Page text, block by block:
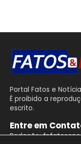
Portal Fatos e
É proibido a
escrito.
Entre em
Redação: